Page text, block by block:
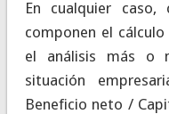
En cualquier
componen el
el análisis más o
situación
Beneficio neto /